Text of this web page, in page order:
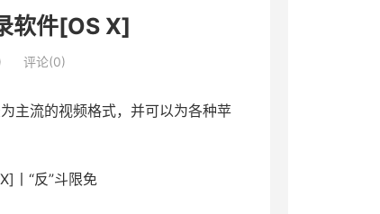
软件[OS X]
评论(0)
主流的视频格式，并可以为各种苹